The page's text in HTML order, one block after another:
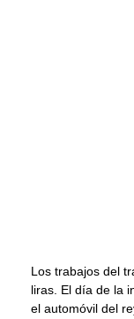
Los trabajos del
liras. El día de la
el automóvil del